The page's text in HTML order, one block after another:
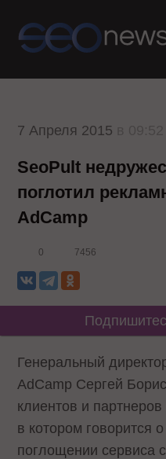
7 Апреля 2015
SeoPult
поглотил
AdCamp
0 7456
Генеральный
AdCamp Сергей
клиентов и
в котором говорится
поглощении сервиса